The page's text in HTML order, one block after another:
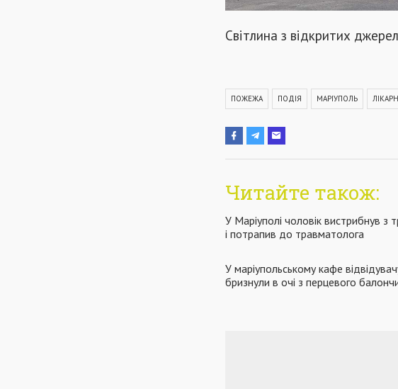
Світлина з відкритих джерел
ПОЖЕЖА ПОДІЯ МАРІУПОЛЬ
Читайте також:
У Маріуполі чоловік вистрибнув з
і потрапив до травматолога
У маріупольському кафе
бризнули в очі з перцевого